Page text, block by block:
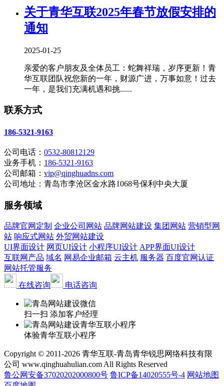
关于青华互联2025年春节放假安排的
通知
2025-01-25
亲爱的客户朋友及全体员工：蛇舞祥瑞，岁序更新！青
华互联团队祝您新的一年，财源广进，万事如意！过去
一年，是我们充满机遇和挑......
联系方式
186-5321-9163
公司电话： 0532-80812129
业务手机： 186-5321-9163
公司邮箱： vip@qinghuadns.com
公司地址：青岛市李沧区金水路1068号保利中央大厦
服务领域
品牌官网定制 企业公司网站 品牌网站建设 集团网站 营销型网
站 响应式网站 外贸网站建设
UI界面设计 网页UI设计 小程序UI设计 APP界面UI设计
互联网产品 域名 网易企业邮箱 云主机 服务器 百度官网认证
网站托管服务
在线咨询
电话咨询
扫一扫 添加客户经理
体验青华互联小程序
Copyright © 2011-2026 青华互联-青岛青华锐思网络科技有限
公司 www.qinghuahulian.com All Rights Reserved
鲁公网安备37020202000800号 鲁ICP备14020555号-4 网站地图